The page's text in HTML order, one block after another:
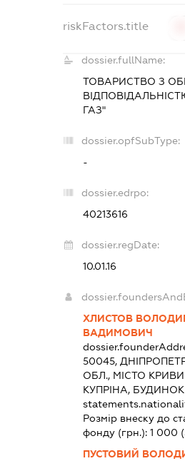
riskFactors.title
dossier.fullName:
ТОВАРИСТВО З
ГАЗ"
dossier.opfSubType:
-
dossier.edrpo:
40213616
dossier.regDate:
10.01.16
ХЛИСТОВ
ВАДИМОВИЧ
50045,
ОБЛ., МІСТО
КУПРІНА,
Розмір внеску до
фонду (грн.): 1 000
ПУСТОВИЙ